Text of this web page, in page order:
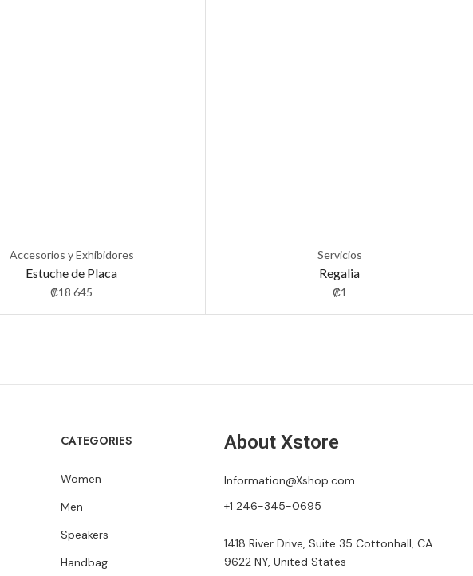
Accesorios y Exhibidores
Estuche de Placa
₡18 645
Servicios
Regalia
₡1
CATEGORIES
Women
Men
Speakers
Handbag
About Xstore
Information@Xshop.com
+1 246-345-0695
1418 River Drive, Suite 35 Cottonhall, CA
9622 NY, United States